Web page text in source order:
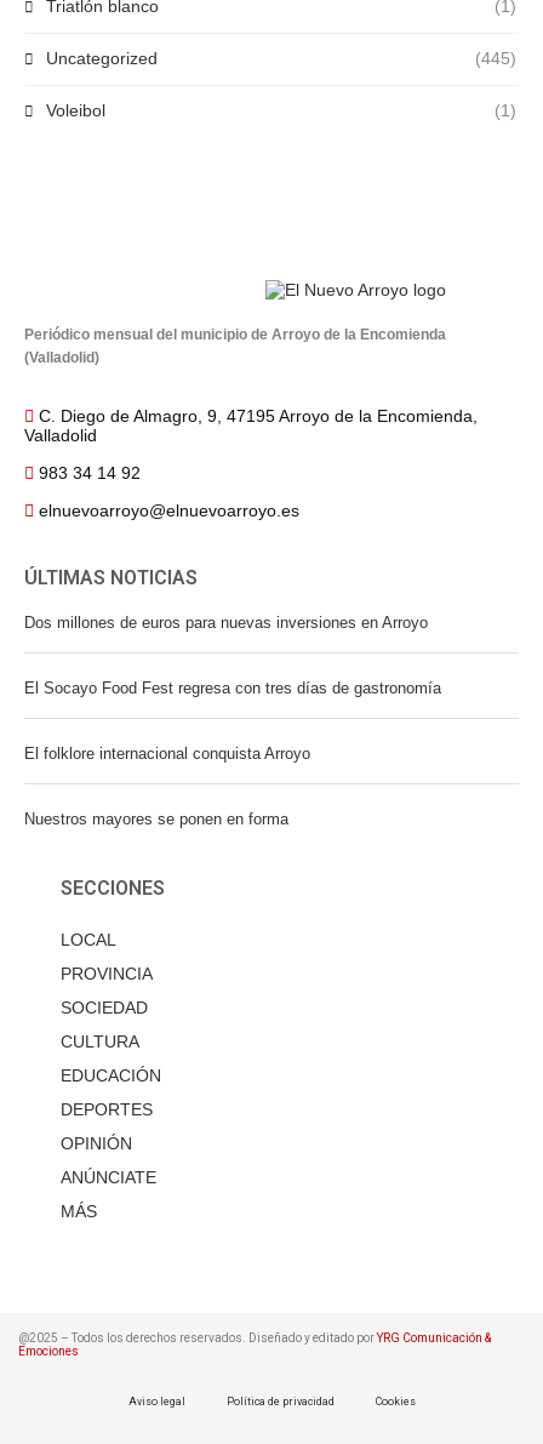
Triatlón blanco (1)
Uncategorized (445)
Voleibol (1)
Periódico mensual del municipio de Arroyo de la Encomienda
(Valladolid)
C. Diego de Almagro, 9, 47195 Arroyo de la Encomienda,
Valladolid
983 34 14 92
elnuevoarroyo@elnuevoarroyo.es
ÚLTIMAS NOTICIAS
Dos millones de euros para nuevas inversiones en Arroyo
El Socayo Food Fest regresa con tres días de gastronomía
El folklore internacional conquista Arroyo
Nuestros mayores se ponen en forma
SECCIONES
LOCAL
PROVINCIA
SOCIEDAD
CULTURA
EDUCACIÓN
DEPORTES
OPINIÓN
ANÚNCIATE
MÁS
@2025 – Todos los derechos reservados. Diseñado y editado porYRG Comunicación &
Emociones
Aviso legal Política de privacidad Cookies